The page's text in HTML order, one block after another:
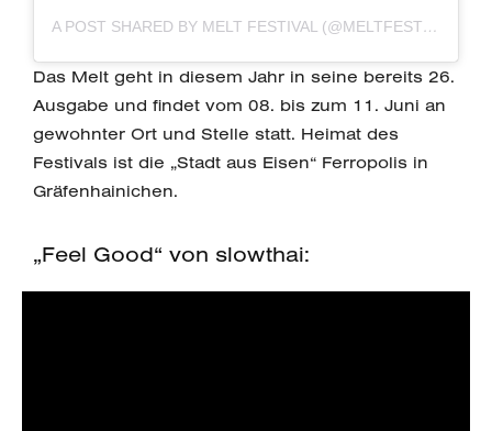
A POST SHARED BY MELT FESTIVAL (@MELTFESTIVAL)
Das Melt geht in diesem Jahr in seine bereits 26.
Ausgabe und findet vom 08. bis zum 11. Juni an
gewohnter Ort und Stelle statt. Heimat des
Festivals ist die „Stadt aus Eisen“ Ferropolis in
Gräfenhainichen.
„Feel Good“ von slowthai: